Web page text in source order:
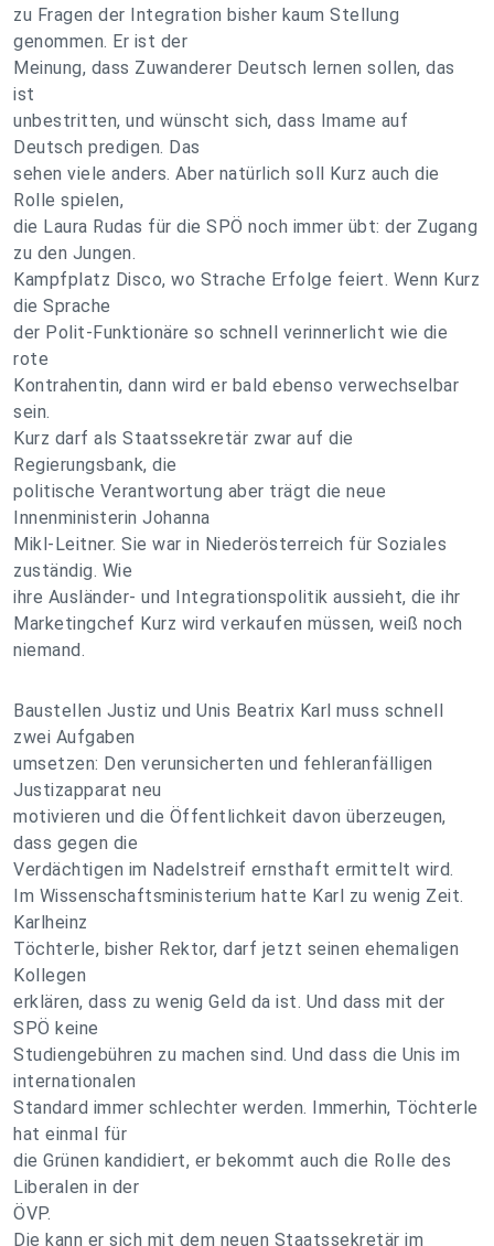
zu Fragen der Integration bisher kaum Stellung
genommen. Er ist der
Meinung, dass Zuwanderer Deutsch lernen sollen, das
ist
unbestritten, und wünscht sich, dass Imame auf
Deutsch predigen. Das
sehen viele anders. Aber natürlich soll Kurz auch die
Rolle spielen,
die Laura Rudas für die SPÖ noch immer übt: der Zugang
zu den Jungen.
Kampfplatz Disco, wo Strache Erfolge feiert. Wenn Kurz
die Sprache
der Polit-Funktionäre so schnell verinnerlicht wie die
rote
Kontrahentin, dann wird er bald ebenso verwechselbar
sein.
Kurz darf als Staatssekretär zwar auf die
Regierungsbank, die
politische Verantwortung aber trägt die neue
Innenministerin Johanna
Mikl-Leitner. Sie war in Niederösterreich für Soziales
zuständig. Wie
ihre Ausländer- und Integrationspolitik aussieht, die ihr
Marketingchef Kurz wird verkaufen müssen, weiß noch
niemand.
Baustellen Justiz und Unis Beatrix Karl muss schnell
zwei Aufgaben
umsetzen: Den verunsicherten und fehleranfälligen
Justizapparat neu
motivieren und die Öffentlichkeit davon überzeugen,
dass gegen die
Verdächtigen im Nadelstreif ernsthaft ermittelt wird.
Im Wissenschaftsministerium hatte Karl zu wenig Zeit.
Karlheinz
Töchterle, bisher Rektor, darf jetzt seinen ehemaligen
Kollegen
erklären, dass zu wenig Geld da ist. Und dass mit der
SPÖ keine
Studiengebühren zu machen sind. Und dass die Unis im
internationalen
Standard immer schlechter werden. Immerhin, Töchterle
hat einmal für
die Grünen kandidiert, er bekommt auch die Rolle des
Liberalen in der
ÖVP.
Die kann er sich mit dem neuen Staatssekretär im